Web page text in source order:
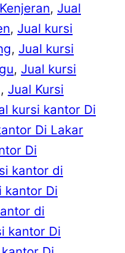
, Jual
, Jual kursi
, Jual kursi
, Jual kursi
, Jual Kursi
kursi kantor Di
Di Lakar
Di
kantor di
kantor Di
di
kantor Di